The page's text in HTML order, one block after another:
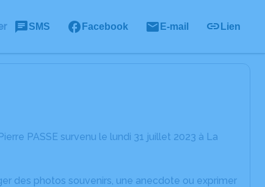
SMS Facebook E-mail Lien
PASSE survenu le lundi 31 juillet 2023 à La
des photos souvenirs, une anecdote ou exprimer